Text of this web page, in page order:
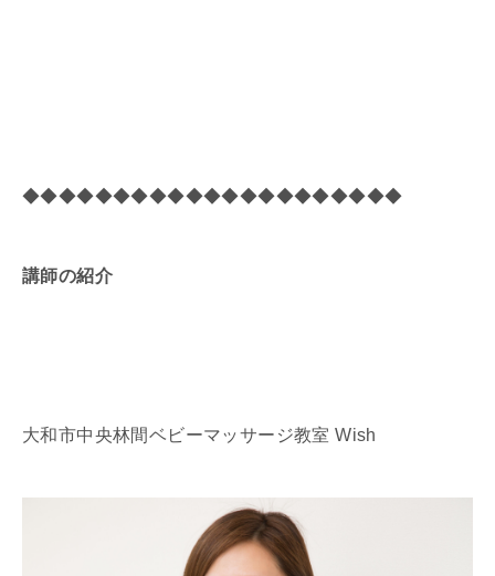
◆◆◆◆◆◆◆◆◆◆◆◆◆◆◆◆◆◆◆◆◆
講師の紹介
大和市中央林間ベビーマッサージ教室 Wish